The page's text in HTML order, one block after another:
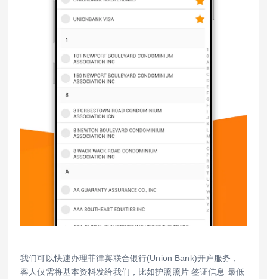
我们可以快速办理菲律宾联合银行(Union Bank)开户服务，
客人仅需将基本资料发给我们，比如护照照片 签证信息 最低